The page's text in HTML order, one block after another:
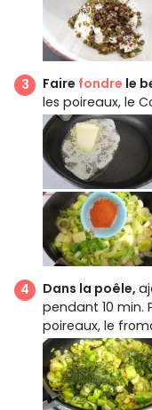
Faire fondre le
les poireaux, le
Dans la poêle,
pendant 10 min.
poireaux, le